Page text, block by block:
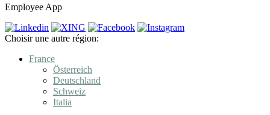
Employee App
Choisir une autre région:
France
Österreich
Deutschland
Schweiz
Italia